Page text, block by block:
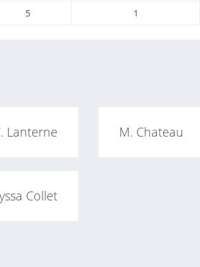
5 1
Lanterne M. Chateau
Collet